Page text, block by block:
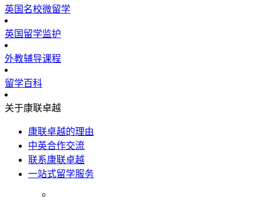
英国名校微留学
英国留学监护
外教辅导课程
留学百科
关于康联卓越
康联卓越的理由
中英合作交流
联系康联卓越
一站式留学服务